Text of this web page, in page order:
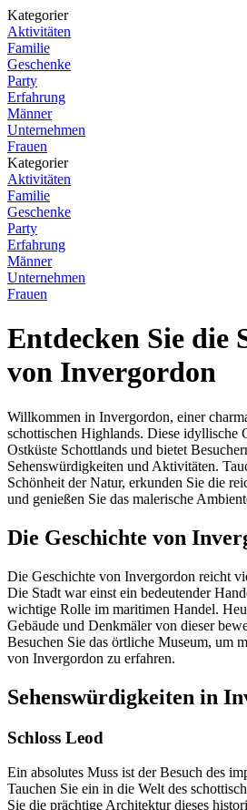
Kategorier
Aktivitäten
Familie
Geschenke
Party
Erfahrung
Männer
Unternehmen
Frauen
Kategorier
Aktivitäten
Familie
Geschenke
Party
Erfahrung
Männer
Unternehmen
Frauen
Entdecken Sie die
von Invergordon
Willkommen in Invergordon, einer
schottischen Highlands. Diese idyllische
Ostküste Schottlands und bietet
Sehenswürdigkeiten und Aktivitäten.
Schönheit der Natur, erkunden Sie die
und genießen Sie das malerische
Die Geschichte von
Die Geschichte von Invergordon reicht
Die Stadt war einst ein bedeutender
wichtige Rolle im maritimen Handel.
Gebäude und Denkmäler von dieser
Besuchen Sie das örtliche Museum, um
von Invergordon zu erfahren.
Sehenswürdigkeiten in
Schloss Leod
Ein absolutes Muss ist der Besuch des
Tauchen Sie ein in die Welt des
Sie die prächtige Architektur dieses